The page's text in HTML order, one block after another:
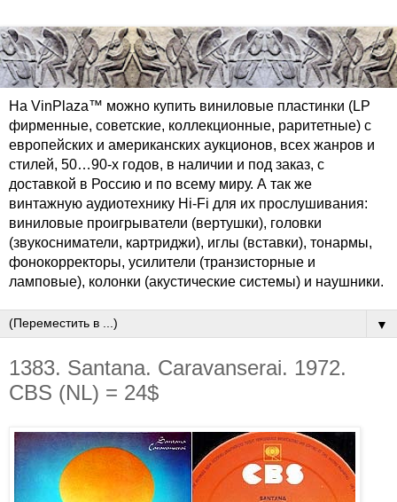
На VinPlaza™ можно купить виниловые пластинки (LP
фирменные, советские, коллекционные, раритетные) с
европейских и американских аукционов, всех жанров и
стилей, 50…90-х годов, в наличии и под заказ, с
доставкой в Россию и по всему миру. А так же
винтажную аудиотехнику Hi-Fi для их прослушивания:
виниловые проигрыватели (вертушки), головки
(звукосниматели, картриджи), иглы (вставки), тонармы,
фонокорректоры, усилители (транзисторные и
ламповые), колонки (акустические системы) и наушники.
▼
1383. Santana. Caravanserai. 1972.
CBS (NL) = 24$